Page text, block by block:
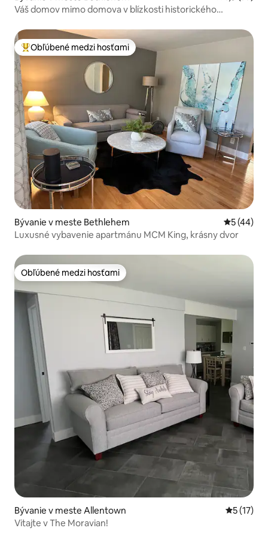
Váš domov mimo domova v blízkosti historického
Najobľúbenejšie medzi hosťami
Obľúbené medzi hosťami
Bývanie v meste Bethlehem
5 (44)
Luxusné vybavenie apartmánu MCM King, krásny dvor
Obľúbené medzi hosťami
Obľúbené medzi hosťami
Bývanie v meste Allentown
5 (17)
Vitajte v The Moravian!